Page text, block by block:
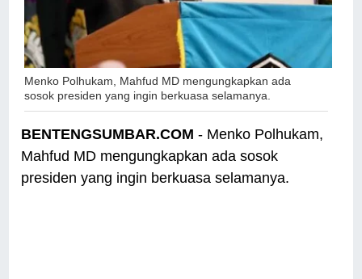
Menko Polhukam, Mahfud MD mengungkapkan ada
sosok presiden yang ingin berkuasa selamanya.
BENTENGSUMBAR.COM - Menko Polhukam,
Mahfud MD mengungkapkan ada sosok
presiden yang ingin berkuasa selamanya.